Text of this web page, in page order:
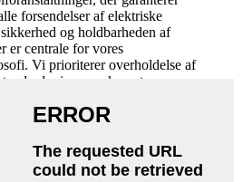
forsendelser af elektriske
og holdbarheden af
er centrale for vores
Vi prioriterer overholdelse af
i vores eksportproces...